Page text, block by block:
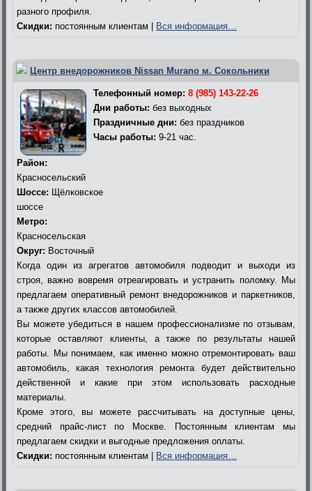
разного профиля.
Скидки: постоянным клиентам | Вся информация…
Центр внедорожников Nissan Murano м. Сокольники
Телефонный номер: 8 (985) 143-22-26
Дни работы: без выходных
Праздничные дни: без праздников
Часы работы: 9-21 час.
Район:
Красносельский
Шоссе: Щёлковское
шоссе
Метро:
Красносельская
Округ: Восточный
Когда один из агрегатов автомобиля подводит и выходи из
строя, важно вовремя отреагировать и устранить поломку. Мы
предлагаем оперативный ремонт внедорожников и паркетников,
а также других классов автомобилей.
Вы можете убедиться в нашем профессионализме по отзывам,
которые оставляют клиенты, а также по результаты нашей
работы. Мы понимаем, как именно можно отремонтировать ваш
автомобиль, какая технология ремонта будет действительно
действенной и какие при этом использовать расходные
материалы.
Кроме этого, вы можете рассчитывать на доступные цены,
средний прайс-лист по Москве. Постоянным клиентам мы
предлагаем скидки и выгодные предложения оплаты.
Скидки: постоянным клиентам | Вся информация…